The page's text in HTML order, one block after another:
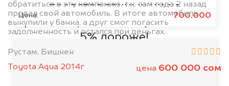
Цена: 700.000
обратиться в эту компанию, т.к. сам года 2 назад
продал свой автомобиль. В итоге автомобиль
выкупили у банка, а друг смог погасить
задолженность и остался при деньгах.
Рустам, Бишкек
Toyota Aqua 2014г
цена 600 000 сом
представленных ниже
организаций, то мы купим его на
5% дороже!